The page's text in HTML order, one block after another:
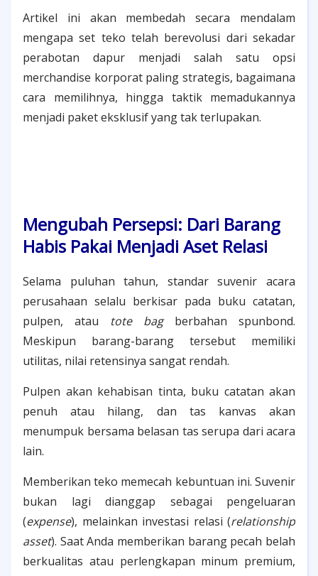
Artikel ini akan membedah secara mendalam
mengapa set teko telah berevolusi dari sekadar
perabotan dapur menjadi salah satu opsi
merchandise korporat paling strategis, bagaimana
cara memilihnya, hingga taktik memadukannya
menjadi paket eksklusif yang tak terlupakan.
Mengubah Persepsi: Dari Barang
Habis Pakai Menjadi Aset Relasi
Selama puluhan tahun, standar suvenir acara
perusahaan selalu berkisar pada buku catatan,
pulpen, atau tote bagberbahan spunbond.
Meskipun barang-barang tersebut memiliki
utilitas, nilai retensinya sangat rendah.
Pulpen akan kehabisan tinta, buku catatan akan
penuh atau hilang, dan tas kanvas akan
menumpuk bersama belasan tas serupa dari acara
lain.
Memberikan teko memecah kebuntuan ini. Suvenir
bukan lagi dianggap sebagai pengeluaran
(expense), melainkan investasi relasi (relationship
asset). Saat Anda memberikan barang pecah belah
berkualitas atau perlengkapan minum premium,